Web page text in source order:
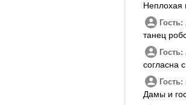
Неплохая
танец
согласна
Дамы и